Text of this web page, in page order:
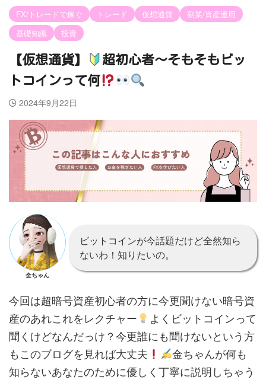
FX/トレードで稼ぐ
トレード 仮想通貨
副業/資産運用
基礎知識
投資
【仮想通貨】
超初心者〜そもそもビッ
トコインって何
2024年9月22日
金ちゃん
ビットコインが今話題だけど全然知ら
ないわ！知りたいの。
今回は超暗号資産初心者の方に今更聞けない暗号資
産のあれこれをレクチャー
よくビットコインって
聞くけどなんだっけ？今更誰にも聞けないという方
もこのブログを見れば大丈夫
金ちゃんが何も
知らないあなたのために優しく丁寧に説明しちゃう